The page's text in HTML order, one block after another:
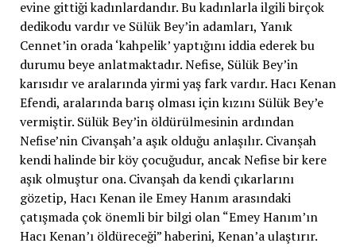
evine gittiği kadınlardandır. Bu kadınlarla ilgili birçok
dedikodu vardır ve Sülük Bey’in adamları, Yanık
Cennet’in orada ‘kahpelik’ yaptığını iddia ederek bu
durumu beye anlatmaktadır. Nefise, Sülük Bey’in
karısıdır ve aralarında yirmi yaş fark vardır. Hacı Kenan
Efendi, aralarında barış olması için kızını Sülük Bey’e
vermiştir. Sülük Bey’in öldürülmesinin ardından
Nefise’nin Civanşah’a aşık olduğu anlaşılır. Civanşah
kendi halinde bir köy çocuğudur, ancak Nefise bir kere
aşık olmuştur ona. Civanşah da kendi çıkarlarını
gözetip, Hacı Kenan ile Emey Hanım arasındaki
çatışmada çok önemli bir bilgi olan “Emey Hanım’ın
Hacı Kenan’ı öldüreceği” haberini, Kenan’a ulaştırır.